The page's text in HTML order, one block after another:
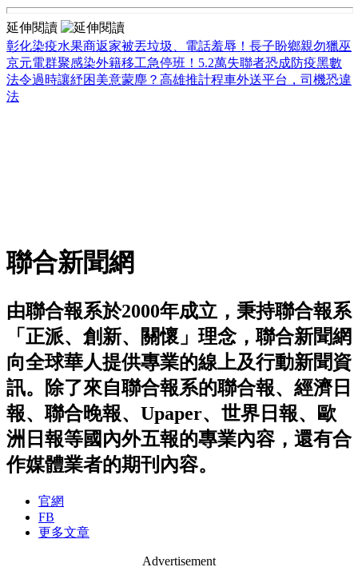
延伸閱讀
彰化染疫水果商返家被丟垃圾、電話羞辱！長子盼鄉親勿獵巫
京元電群聚感染外籍移工急停班！5.2萬失聯者恐成防疫黑數
法令過時讓紓困美意蒙塵？高雄推計程車外送平台，司機恐違
法
聯合新聞網
由聯合報系於2000年成立，秉持聯合報系
「正派、創新、關懷」理念，聯合新聞網
向全球華人提供專業的線上及行動新聞資
訊。除了來自聯合報系的聯合報、經濟日
報、聯合晚報、Upaper、世界日報、歐
洲日報等國內外五報的專業內容，還有合
作媒體業者的期刊內容。
官網
FB
更多文章
Advertisement